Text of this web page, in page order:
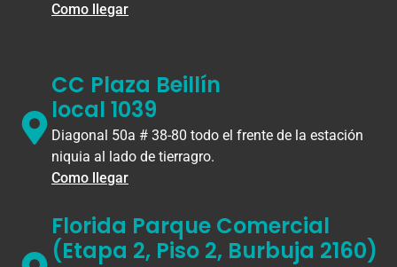
Como llegar
CC Plaza Beillín
local 1039
Diagonal 50a # 38-80 todo el frente de la estación
niquia al lado de tierragro.
Como llegar
Florida Parque Comercial
(Etapa 2, Piso 2, Burbuja 2160)